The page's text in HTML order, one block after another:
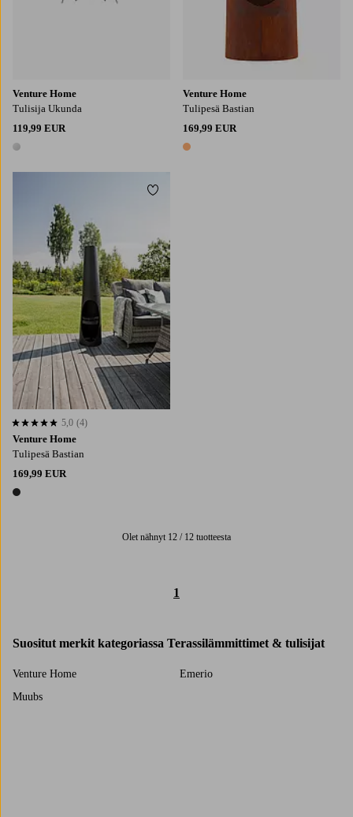
Venture Home
Tulisija Ukunda
119,99 EUR
1 väri
Venture Home
Tulipesä Bastian
169,99 EUR
1 väri
Venture Home
Tulipesä Bastian
169,99 EUR
1 väri
5,0 perustuen 4 arvosanaan
5,0 (4)
Lisää suosikkeihin
Olet nähnyt 12 / 12 tuotteesta
1
Suositut merkit kategoriassa Terassilämmittimet & tulisijat
Venture Home
Emerio
Muubs